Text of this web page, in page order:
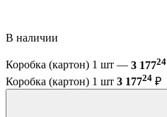
В наличии
Коробка (картон) 1 шт — 3 17724
Коробка (картон) 1 шт 3 17724 ₽